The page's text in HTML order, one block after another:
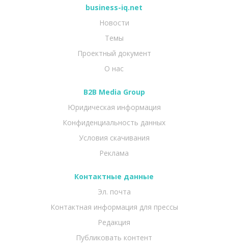
business-iq.net
Новости
Темы
Проектный документ
О нас
B2B Media Group
Юридическая информация
Конфиденциальность данных
Условия скачивания
Реклама
Контактные данные
Эл. почта
Контактная информация для прессы
Редакция
Публиковать контент